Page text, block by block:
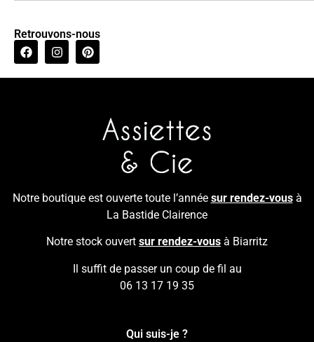
Retrouvons-nous
Notre boutique est ouverte toute l’année sur rendez-vousà
La Bastide Clairence
Notre stock ouvert sur rendez-vous à Biarritz
Il suffit de passer un coup de fil au
06 13 17 19 35
Qui suis-je ?